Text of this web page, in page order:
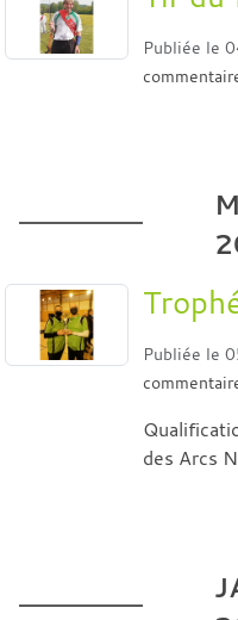
Publiée le
Publiée le
des Arcs